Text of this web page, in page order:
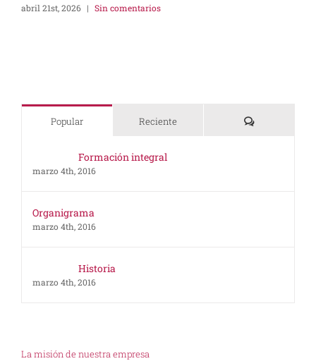
abril 21st, 2026 | Sin comentarios
Popular Reciente Comentarios
Formación integral
marzo 4th, 2016
Organigrama
marzo 4th, 2016
Historia
marzo 4th, 2016
La misión de nuestra empresa